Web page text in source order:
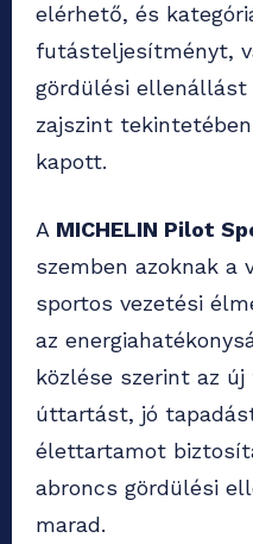
elérhető, és
futásteljesítményt,
gördülési
zajszint
kapott.
A MICHELIN Pilot
szemben azoknak a
sportos vezetési
az
közlése szerint az
úttartást, jó
élettartamot
abroncs gördülési
marad.